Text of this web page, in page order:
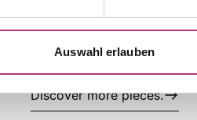
Auswahl erlauben
Discover more pieces.